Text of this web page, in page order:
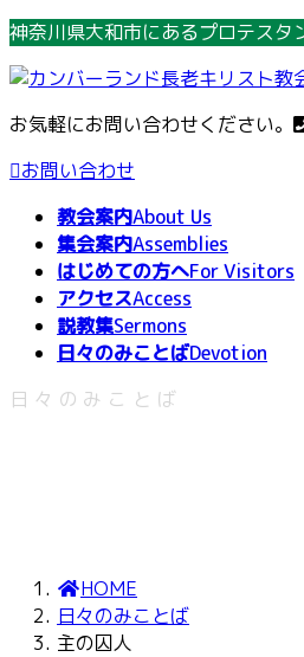
コ
テ
ン
ツ
へ
ナ
ゲ
ー
シ
ョ
神奈川県大和市にあるプロテスタ
お気軽にお問い合わせください。
お問い合わせ
教会案内About Us
集会案内Assemblies
はじめての方へFor Visitors
アクセスAccess
説教集Sermons
日々のみことばDevotion
日々のみことば
HOME
日々のみことば
主の囚人